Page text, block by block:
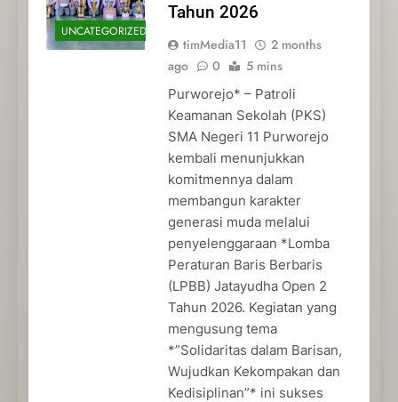
UNCATEGORIZED
Tahun 2026
timMedia11
2 months
ago
0 5 mins
Purworejo* – Patroli
Keamanan Sekolah (PKS)
SMA Negeri 11 Purworejo
kembali menunjukkan
komitmennya dalam
membangun karakter
generasi muda melalui
penyelenggaraan *Lomba
Peraturan Baris Berbaris
(LPBB) Jatayudha Open 2
Tahun 2026. Kegiatan yang
mengusung tema
*”Solidaritas dalam Barisan,
Wujudkan Kekompakan dan
Kedisiplinan”* ini sukses